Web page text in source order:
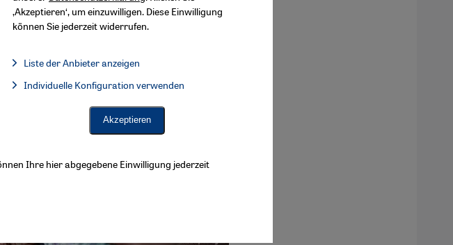
‚Akzeptieren‘, um einzuwilligen. Diese Einwilligung
können Sie jederzeit widerrufen.
Liste der Anbieter anzeigen
Facebook Embed / Facebook Connect, Google Maps Embed, Google Tag Manager, Instagram Embed,
Individuelle Konfiguration verwenden
Akzeptieren
Ihre hier abgegebene Einwilligung jederzeit